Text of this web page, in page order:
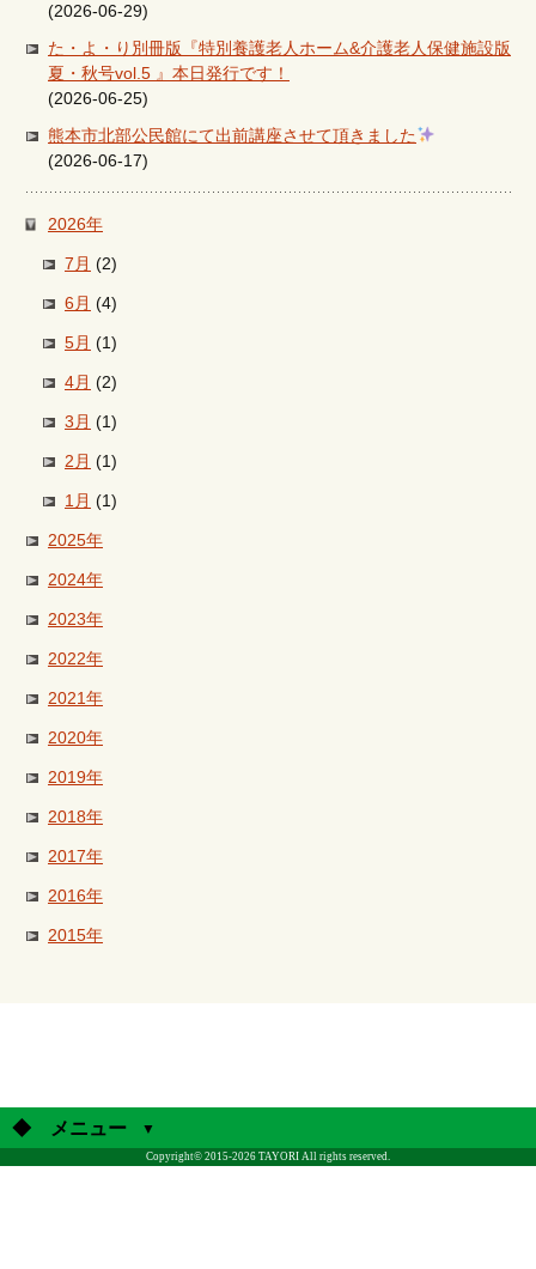
(2026-06-29)
た・よ・り別冊版『特別養護老人ホーム&介護老人保健施設版
夏・秋号vol.5 』本日発行です！
(2026-06-25)
熊本市北部公民館にて出前講座させて頂きました
(2026-06-17)
2026年
7月 (2)
6月 (4)
5月 (1)
4月 (2)
3月 (1)
2月 (1)
1月 (1)
2025年
2024年
2023年
2022年
2021年
2020年
2019年
2018年
2017年
2016年
2015年
◆ メニュー
Copyright© 2015-2026 TAYORI All rights reserved.